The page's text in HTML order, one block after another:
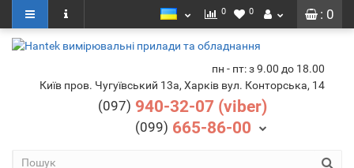
: 0
0 0
пн - пт: з 9.00 до 18.00
Київ пров. Чугуївський 13а, Харків вул. Конторська, 14
(097) 940-32-07 (viber)
(099) 665-86-00